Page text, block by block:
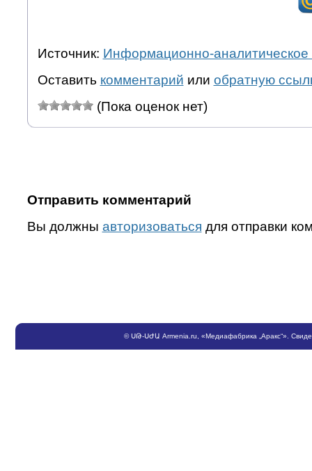
Источник: Информационно-аналитическое
Оставить комментарий или обратную
(Пока оценок нет)
Отправить комментарий
Вы должны авторизоваться для отправки
©ՍԹ-ՍԺԱ Armenia.ru , «Медиафабрика „Аракс“».